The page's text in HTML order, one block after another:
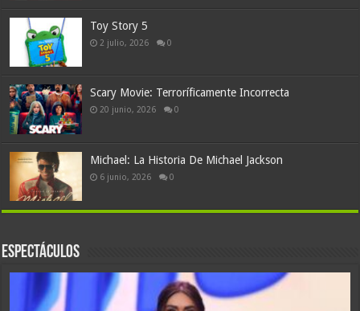
Toy Story 5
2 julio, 2026 0
Scary Movie: Terroríficamente Incorrecta
20 junio, 2026 0
Michael: La Historia De Michael Jackson
6 junio, 2026 0
Espectáculos